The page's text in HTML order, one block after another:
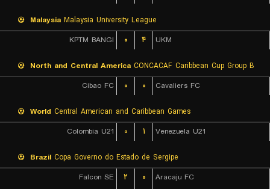
Malaysia Malaysia University League
KPTM BANGI
۰ ۴ UKM
North and Central America CONCACAF Caribbean Cup Group B
Cibao FC
۰ ۰ Cavaliers FC
World Central American and Caribbean Games
Colombia U21
۰ ۱ Venezuela U21
Brazil Copa Governo do Estado de Sergipe
Falcon SE
۲ ۰
Aracaju FC